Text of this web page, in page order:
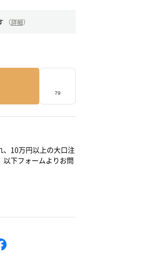
（詳細）
、10万円以上の大口注
下フォームよりお問